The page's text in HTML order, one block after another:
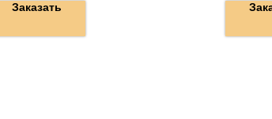
Заказать